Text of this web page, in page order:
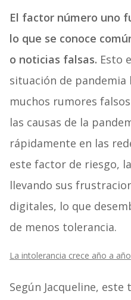
El factor número uno
lo que se conoce
o noticias falsas. Esto
situación de pandemia
muchos rumores
las causas de la
rápidamente en las
este factor de riesgo,
llevando sus
digitales, lo que
de menos tolerancia.
La intolerancia crece año a año
Según Jacqueline,